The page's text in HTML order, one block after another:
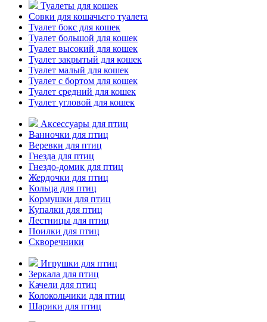
Туалеты для кошек
Совки для кошачьего туалета
Туалет бокс для кошек
Туалет большой для кошек
Туалет высокий для кошек
Туалет закрытый для кошек
Туалет малый для кошек
Туалет с бортом для кошек
Туалет средний для кошек
Туалет угловой для кошек
Аксессуары для птиц
Ванночки для птиц
Веревки для птиц
Гнезда для птиц
Гнездо-домик для птиц
Жердочки для птиц
Кольца для птиц
Кормушки для птиц
Купалки для птиц
Лестницы для птиц
Поилки для птиц
Скворечники
Игрушки для птиц
Зеркала для птиц
Качели для птиц
Колокольчики для птиц
Шарики для птиц